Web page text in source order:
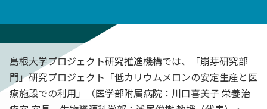
島根大学プロジェクト研究推進機構では、「崩芽研究部
門」研究プロジェクト「低カリウムメロンの安定生産と医
療施設での利用」（医学部附属病院：川口喜美子 栄養治